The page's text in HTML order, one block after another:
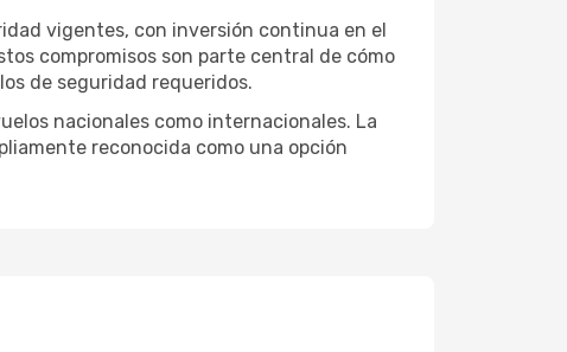
vigentes, con inversión continua en el
compromisos son parte central de cómo
de seguridad requeridos.
nacionales como internacionales. La
reconocida como una opción